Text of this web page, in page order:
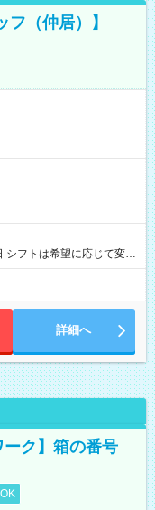
（仲居）】
シフトは希望に応じて変更
詳細へ
ク】箱の番号